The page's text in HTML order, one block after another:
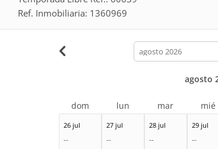
Ref. Inmobiliaria: 1360969
calendar-
month
26 jul
--
27 jul
--
28 jul
--
29 jul
--
agosto
dom lun mar mié